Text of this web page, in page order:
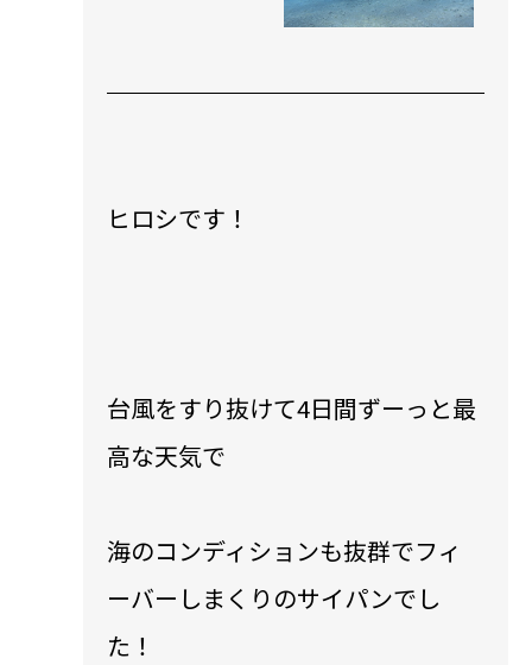
ヒロシです！
台風をすり抜けて4日間ずーっと最
高な天気で
海のコンディションも抜群でフィ
ーバーしまくりのサイパンでし
た！